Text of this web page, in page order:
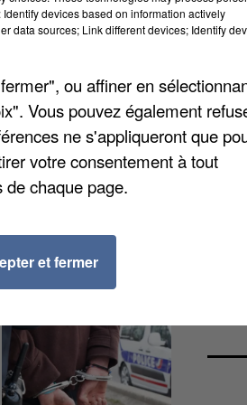
alors près de
et plus de
lui estimé entre 500
devices based on information actively
data sources; Link different devices; Identify
ou affiner en
Vous pouvez également
ne s'appliqueront que
votre consentement à tout
chaque page.
et fermer